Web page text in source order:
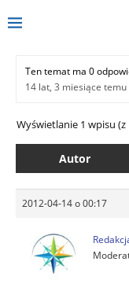
Ten temat ma 0
14 lat, 3 miesiące temu
Wyświetlanie 1 wpisu (z
Autor
2012-04-14 o 00:17